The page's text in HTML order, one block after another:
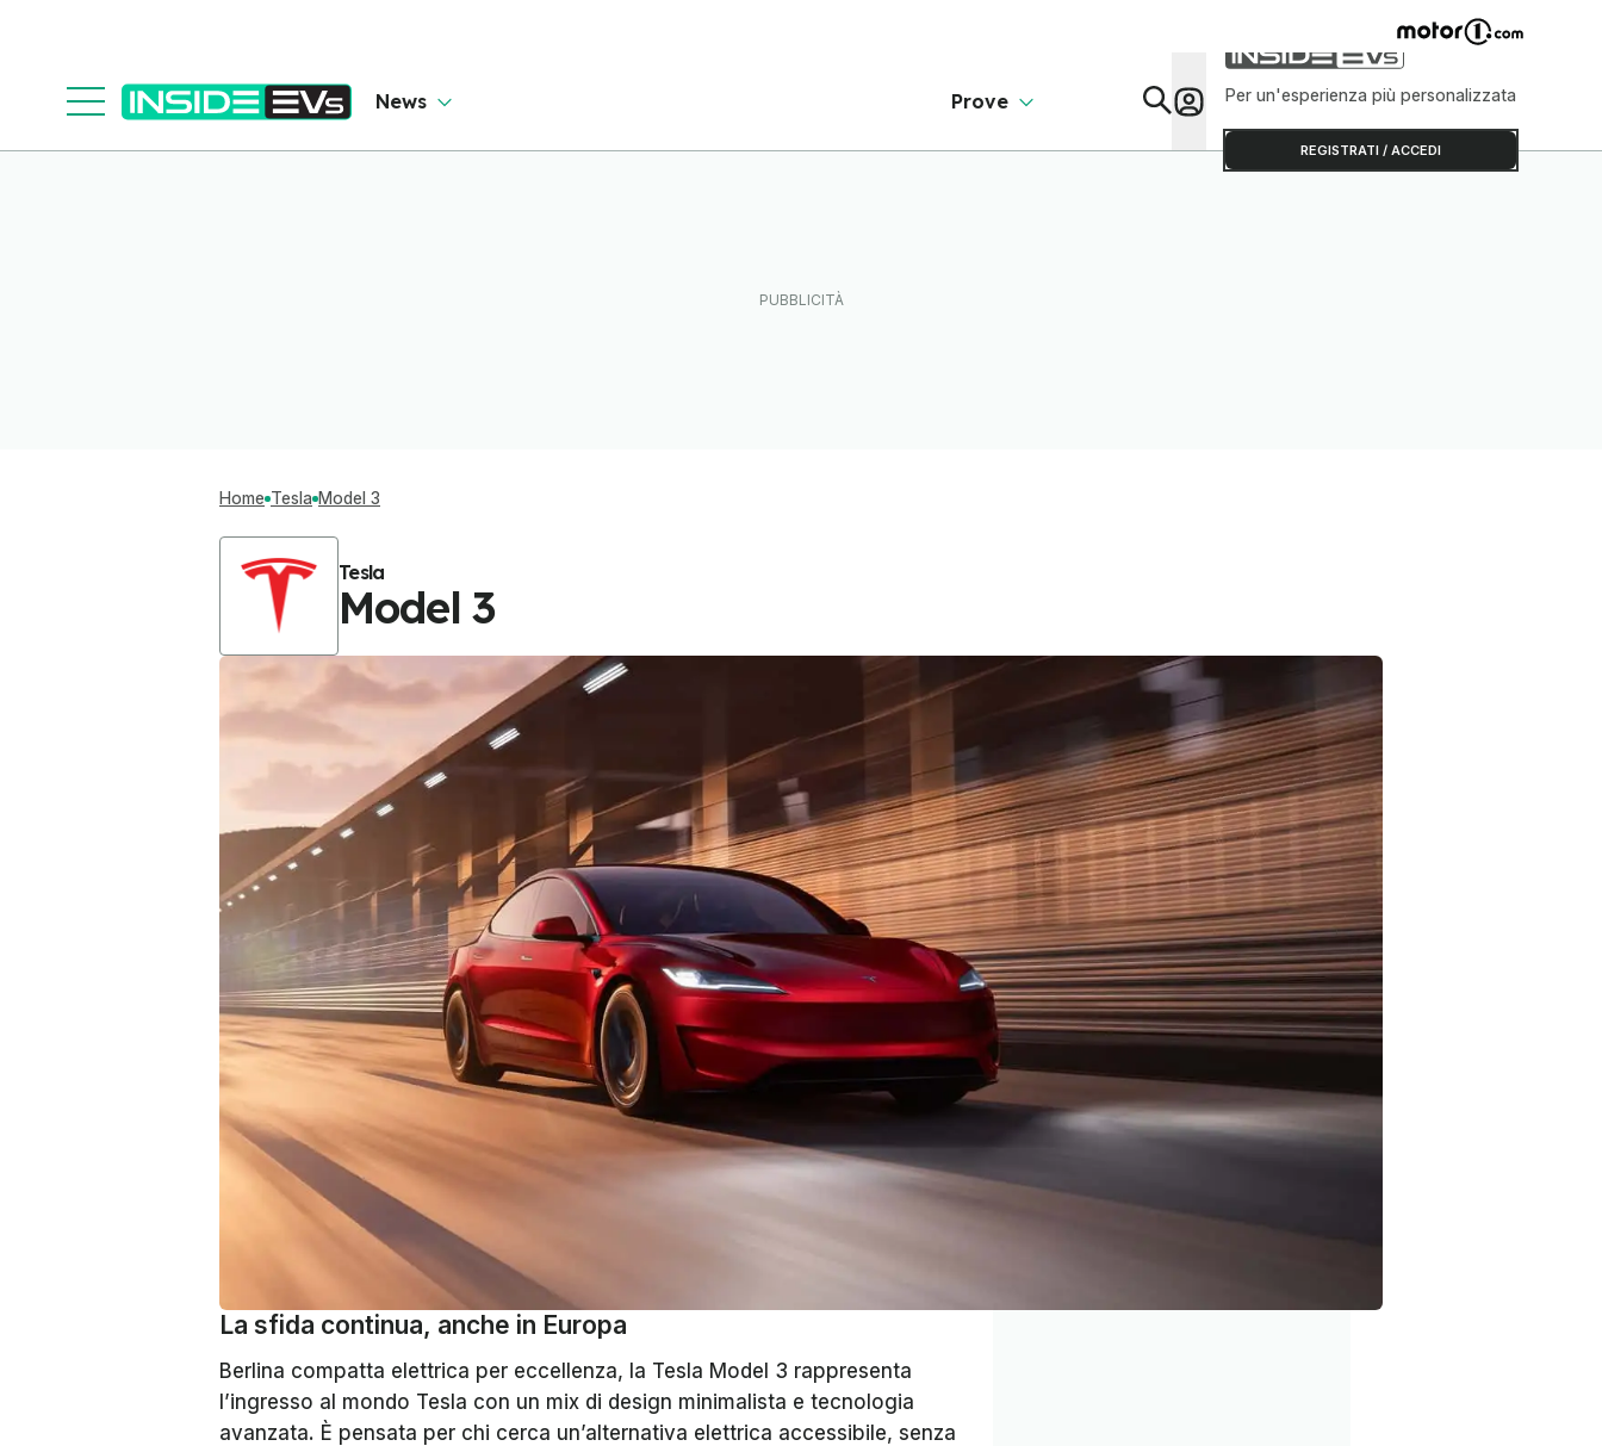
News Prove Per un'esperienza più personalizzata
REGISTRATI / ACCEDI
Home Tesla Model 3
Tesla
Model 3
La sfida continua, anche in Europa
Berlina compatta elettrica per eccellenza, la Tesla Model 3 rappresenta
l’ingresso al mondo Tesla con un mix di design minimalista e tecnologia
avanzata. È pensata per chi cerca un’alternativa elettrica accessibile, senza